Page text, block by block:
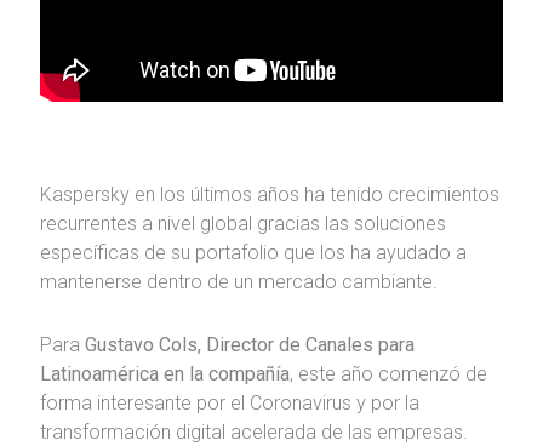
Kaspersky en los últimos años ha tenido crecimientos
recurrentes a nivel global gracias las soluciones
específicas de su portafolio que los ha ayudado a
mantenerse dentro de un mercado cambiante.
Para Gustavo Cols, Director de Canales para
Latinoamérica en la compañía, este año comenzó de
forma interesante por el Coronavirus y por la
transformación digital acelerada de las empresas.